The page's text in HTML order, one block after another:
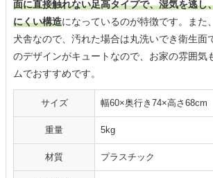
面に直接触れない足高タイプで、湿気を逃し
にくい構造になっているのが特徴です。また
犬舎なので、汚れた場合は丸洗いでき衛生面
のデザインがキュートなので、お家の雰囲気
ムでおすすめです。
サイズ 幅60×奥行き74×高さ68cm
重量 5kg
材質 プラスチック